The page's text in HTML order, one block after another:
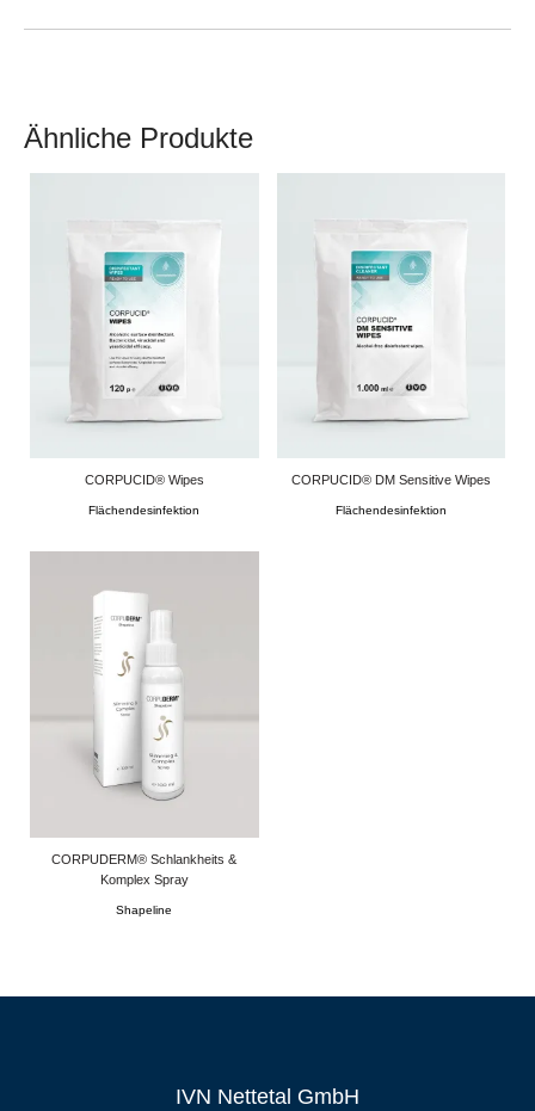
Ähnliche Produkte
CORPUCID® Wipes
Flächendesinfektion
CORPUCID® DM Sensitive Wipes
Flächendesinfektion
CORPUDERM® Schlankheits &
Komplex Spray
Shapeline
IVN Nettetal GmbH